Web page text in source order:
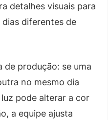
detalhes visuais para
diferentes de
de produção: se uma
no mesmo dia
pode alterar a cor
a equipe ajusta